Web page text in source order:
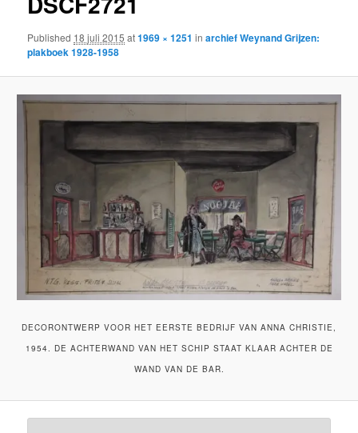
Published 18 juli 2015 at1969 × 1251 inarchief Weynand Grijzen:
plakboek 1928-1958
DECORONTWERP VOOR HET EERSTE BEDRIJF VAN ANNA CHRISTIE,
1954. DE ACHTERWAND VAN HET SCHIP STAAT KLAAR ACHTER DE
WAND VAN DE BAR.